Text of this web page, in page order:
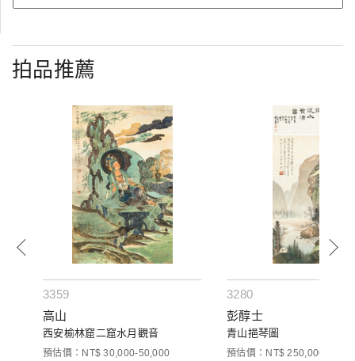
拍品推薦
3359
高山
西安榆林窟二窟水月觀音
預估價：NT$ 30,000-50,000
3280
彭醇士
青山挹琴圖
預估價：NT$ 250,000-